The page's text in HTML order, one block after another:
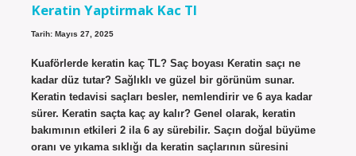
Keratin Yaptirmak Kac Tl
Tarih: Mayıs 27, 2025
Kuaförlerde keratin kaç TL? Saç boyası Keratin saçı ne
kadar düz tutar? Sağlıklı ve güzel bir görünüm sunar.
Keratin tedavisi saçları besler, nemlendirir ve 6 aya kadar
sürer. Keratin saçta kaç ay kalır? Genel olarak, keratin
bakımının etkileri 2 ila 6 ay sürebilir. Saçın doğal büyüme
oranı ve yıkama sıklığı da keratin saçlarının süresini